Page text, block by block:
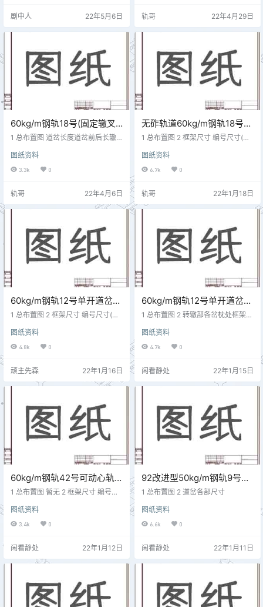
离(11#枕中部)41494距尖轨尖端67
511距尖…
剧中人 22年5月6日
m5938尖轨跟+8m61141尖轨跟+10
轨哥 22年4月29日
60kg/m钢轨18号(固定辙叉)
单开道岔技术参数 专线
1 总布置图 道岔长度道岔前后长辙
轨侧向护轨60.000前长28.600后长
31.4008.99219.64020.9928.600
(m)直尖轨降低值(mm)距离曲尖轨尖
端距离(m)曲尖轨降低值(mm)202.4
图纸资料
3.3k 0
轨哥 22年4月6日
无砟轨道60kg/m钢轨18号单
开道岔技术参数 CN-6118AS
1 总布置图 2 框架尺寸 编号尺寸(m
尖轨尖端-1069mm处基本轨作用边
距离(3#枕中部)11446.61443.3距
尖端2531mm处基本轨作用边距离(9
#枕中部)31479.31449.8距尖轨尖
图纸资料
6.7k 0
轨哥 22年1月18日
60kg/m钢轨12号单开道岔技
术参数 客专线(10)018
1 总布置图 2 框架尺寸 编号尺寸(m
80mm处基本轨作用边距离(第一牵
引中心)21469.3距尖轨尖端2920m
m处基本轨作用边距离31479.4距尖
离(第二牵引中心)41507.2距尖轨尖
端6110mm处基本轨作用边距离(直
图纸资料
4.8k 0
顽主先森 22年1月16日
60kg/m钢轨12号单开道岔技
术参数 专线4253
1 总布置图 2 转辙部各岔枕处框架尺
具 体 位 置11455距尖轨尖端1319m
m处两基本轨作用边距离(直尖轨断
面宽20mm)21485距尖轨尖端3297
断面宽50mm)31506距尖轨尖端46
81mm处两基本轨作用边距离(直尖
图纸资料
4.7k 0
闲看静处 22年1月15日
60kg/m钢轨42号可动心轨
辙叉单开道岔技术参数
1 总布置图 暂无 2 框架尺寸 编号尺
5.12#枕中部 1435.41435.43#枕中
部 1436.71436.74#枕中部11438.1
1438.15#枕中部 1439.61439.66#
42.81442.88#枕中部 …
图纸资料
3.4k 0
闲看静处 22年1月12日
92改进型50kg/m钢轨9号复
式交分道岔技术参数
1 总布置图 2 道岔各部尺寸
图纸资料
6.6k 0
闲看静处 22年1月11日